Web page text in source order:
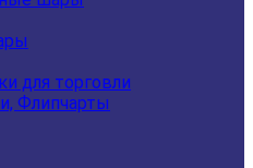
для торговли
Флипчарты